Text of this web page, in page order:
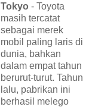
Tokyo - Toyota
masih tercatat
sebagai merek
mobil paling laris di
dunia, bahkan
dalam empat tahun
berurut-turut. Tahun
lalu, pabrikan ini
berhasil melego